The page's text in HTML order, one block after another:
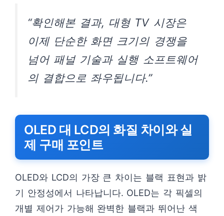
“확인해본 결과, 대형 TV 시장은
이제 단순한 화면 크기의 경쟁을
넘어 패널 기술과 실행 소프트웨어
의 결합으로 좌우됩니다.”
OLED 대 LCD의 화질 차이와 실
제 구매 포인트
OLED와 LCD의 가장 큰 차이는 블랙 표현과 밝
기 안정성에서 나타납니다. OLED는 각 픽셀의
개별 제어가 가능해 완벽한 블랙과 뛰어난 색